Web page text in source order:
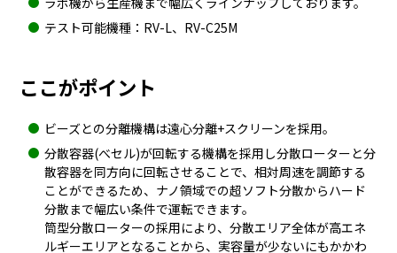
テスト可能機種：RV-L、RV-C25M
ここがポイント
ビーズとの分離機構は遠心分離+スクリーンを採用。
分散容器(べセル)が回転する機構を採用し分散ローターと分
散容器を同方向に回転させることで、相対周速を調節する
ことができるため、ナノ領域での超ソフト分散からハード
分散まで幅広い条件で運転できます。
筒型分散ローターの採用により、分散エリア全体が高エネ
ルギーエリアとなることから、実容量が少ないにもかかわ